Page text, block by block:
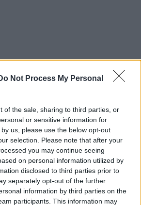
Not Process My Personal
of the sale, sharing to third parties, or
or sensitive information for
us, please use the below opt-out
selection. Please note that after your
you may continue seeing
on personal information utilized by
disclosed to third parties prior to
separately opt-out of the further
information by third parties on the
participants. This information may